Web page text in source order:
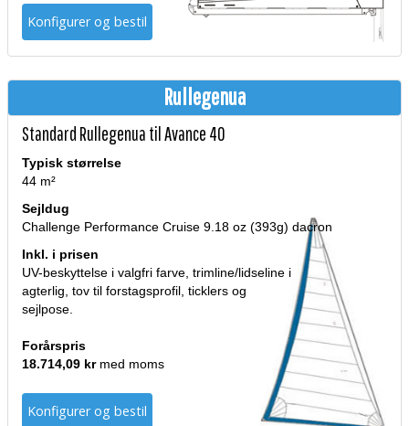
Konfigurer og bestil
Rullegenua
Standard Rullegenua til Avance 40
Typisk størrelse
44 m²
Sejldug
Challenge Performance Cruise 9.18 oz (393g) dacron
Inkl. i prisen
UV-beskyttelse i valgfri farve, trimline/lidseline i
agterlig, tov til forstagsprofil, ticklers og
sejlpose.
Forårspris
18.714,09 krmed moms
Konfigurer og bestil